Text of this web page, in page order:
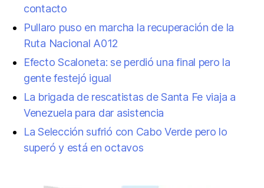
contacto
Pullaro puso en marcha la recuperación de la
Ruta Nacional A012
Efecto Scaloneta: se perdió una final pero la
gente festejó igual
La brigada de rescatistas de Santa Fe viaja a
Venezuela para dar asistencia
La Selección sufrió con Cabo Verde pero lo
superó y está en octavos